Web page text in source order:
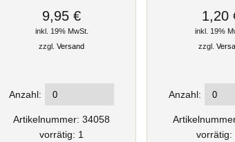
9,95 €
inkl. 19% MwSt.
zzgl.Versand
Anzahl:
Artikelnummer: 34058
vorrätig: 1
1,20
inkl. 19%
zzgl.
Anzahl:
vorrätig: